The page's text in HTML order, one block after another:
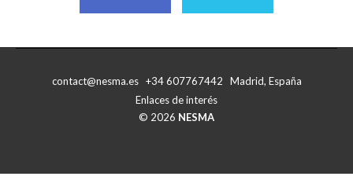
Compartir
Compartir
contact@nesma.es +34 607767442 Madrid, España
Enlaces de interés
© 2026 NESMA